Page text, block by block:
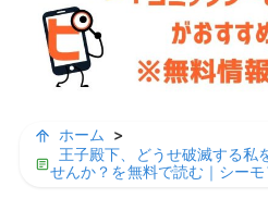
ホーム
>
王子殿下、どうせ破滅する私
せんか？を無料で読む｜シー